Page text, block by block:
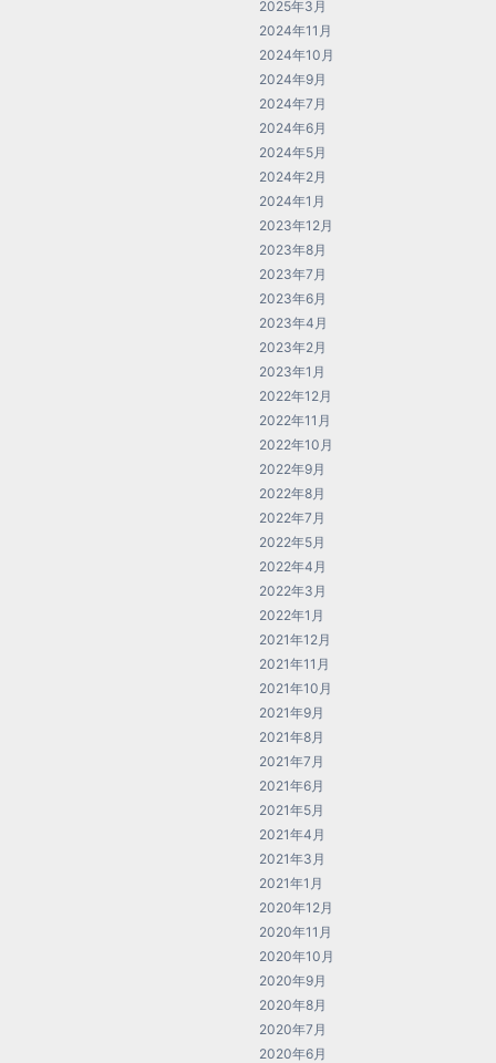
2025年3月
2024年11月
2024年10月
2024年9月
2024年7月
2024年6月
2024年5月
2024年2月
2024年1月
2023年12月
2023年8月
2023年7月
2023年6月
2023年4月
2023年2月
2023年1月
2022年12月
2022年11月
2022年10月
2022年9月
2022年8月
2022年7月
2022年5月
2022年4月
2022年3月
2022年1月
2021年12月
2021年11月
2021年10月
2021年9月
2021年8月
2021年7月
2021年6月
2021年5月
2021年4月
2021年3月
2021年1月
2020年12月
2020年11月
2020年10月
2020年9月
2020年8月
2020年7月
2020年6月